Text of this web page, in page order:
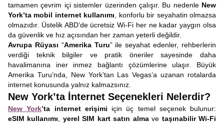
tamamen çevrim içi sistemler üzerinden çalışır. Bu nedenle New
York’ta mobil internet kullanımı , konforlu bir seyahatin olmazsa
olmazıdır. Üstelik ABD’de ücretsiz Wi-Fi her ne kadar yaygın olsa
da güvenlik ve hız açısından her zaman yeterli değildir.
Avrupa Rüyası “Amerika Turu” ile seyahat edenler, rehberlerin
verdiği teknik bilgiler ve pratik öneriler sayesinde daha
havalimanına iner inmez bağlantı çözümlerine ulaşır. Büyük
Amerika Turu’nda, New York’tan Las Vegas’a uzanan rotalarda
internet konusunda yalnız kalmazsınız.
New York’ta İnternet Seçenekleri Nelerdir?
New York’ta internet erişimi için üç temel seçenek bulunur:
eSIM kullanımı
yerel SIM kart satın almave taşınabilir Wi-Fi